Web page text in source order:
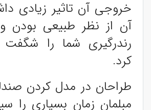
خروجی آن تاثیر زیادی
آن از نظر طبیعی بودن
رندرگیری شما را
کرد.
طراحان در مدل کردن
مبلمان زمان بسیاری را